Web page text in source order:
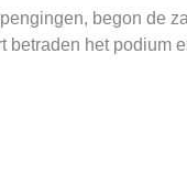
begon de
betraden het podium